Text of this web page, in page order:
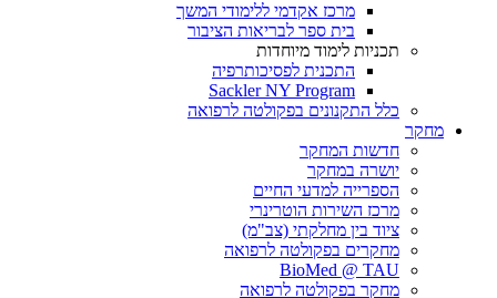
מרכז אקדמי ללימודי המשך
בית ספר לבריאות הציבור
תכניות לימוד מיוחדות
התכנית לפסיכותרפיה
Sackler NY Program
כלל התקנונים בפקולטה לרפואה
מחקר
חדשות המחקר
יושרה במחקר
הספרייה למדעי החיים
מרכז השירות הוטרינרי
ציוד בין מחלקתי (צב"מ)
מחקרים בפקולטה לרפואה
BioMed @ TAU
מחקר בפקולטה לרפואה